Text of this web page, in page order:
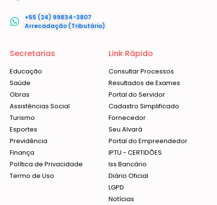
+55 (24) 99834-3807
Arrecadação (Tributário)
Secretarias
Educação
Saúde
Obras
Assistências Social
Turismo
Esportes
Previdência
Finança
Política de Privacidade
Termo de Uso
Link Rápido
Consultar Processos
Resultados de Exames
Portal do Servidor
Cadastro Simplificado
Fornecedor
Seu Alvará
Portal do Empreendedor
IPTU - CERTIDÕES
Iss Bancário
Diário Oficial
LGPD
Notícias